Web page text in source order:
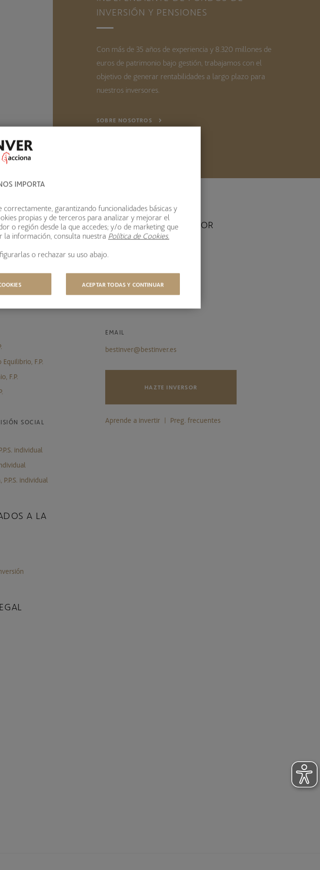
INVERSIÓN Y PENSIONES
Con más de 35 años de experiencia y 8.320 millones de
euros de patrimonio bajo gestión, trabajamos con el
objetivo de generar rentabilidades a largo plazo para
nuestros inversores.
SOBRE NOSOTROS
F.P.
F.P.
F.P.
SOCIAL
individual
individual
A LA
ATENCIÓN AL INVERSOR
900 878 280
Lunes a viernes 9:00h - 19:00h
EMAIL
bestinver@bestinver.es
HAZTE INVERSOR
Aprende a invertir Preg. frecuentes
IMPORTA
garantizando funcionalidades básicas y
propias y de terceros para analizar y mejorar el
o región desde la que accedes; y/o de marketing que
la información, consulta nuestra Política de Cookies.
o rechazar su uso abajo.
ACEPTAR TODAS Y CONTINUAR